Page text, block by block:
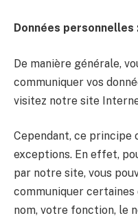
Données personnelles
De manière générale,
communiquer vos
visitez notre site
Cependant, ce principe
exceptions. En effet,
par notre site, vous
communiquer certaines
nom, votre fonction, le